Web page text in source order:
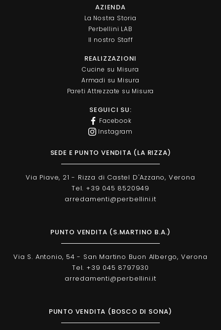
AZIENDA
La Nostra Storia
Perbellini LAB
Il nostro Staff
REALIZZAZIONI
Cucine su Misura
Armadi su Misura
Pareti Attrezzate su Misura
SEGUICI SU:
Facebook
Instagram
SEDE E PUNTO VENDITA (LA RIZZA)
Via Piave, 21 - Rizza di Castel D'Azzano, Verona
Tel. +39 045 8520949
arredamenti@perbellini.it
PUNTO VENDITA (S.MARTINO B.A.)
Via S. Antonio, 54 - San Martino Buon Albergo, Verona
Tel. +39 045 8797930
arredamenti@perbellini.it
PUNTO VENDITA (BOSCO DI SONA)